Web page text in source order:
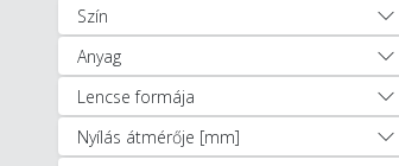
Kábelek, vezetékek (1196)
Kapcsolóberendezések és
szekrények (18055)
Szerelvények (10151)
Kaputechnika (9)
Szín
Anyag
Lencse formája
Nyílás átmérője [mm]